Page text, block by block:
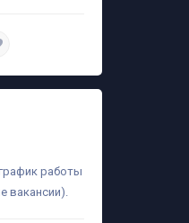
работы
вакансии).